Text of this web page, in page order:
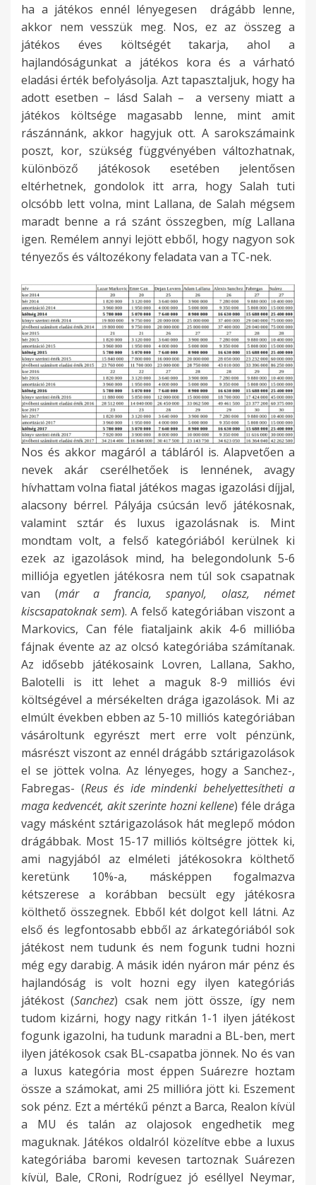
ha a játékos ennél lényegesen drágább lenne,
akkor nem vesszük meg. Nos, ez az összeg a
játékos éves költségét takarja, ahol a
hajlandóságunkat a játékos kora és a várható
eladási érték befolyásolja. Azt tapasztaljuk, hogy ha
adott esetben – lásd Salah – a verseny miatt a
játékos költsége magasabb lenne, mint amit
rászánnánk, akkor hagyjuk ott. A sarokszámaink
poszt, kor, szükség függvényében változhatnak,
különböző játékosok esetében jelentősen
eltérhetnek, gondolok itt arra, hogy Salah tuti
olcsóbb lett volna, mint Lallana, de Salah mégsem
maradt benne a rá szánt összegben, míg Lallana
igen. Remélem annyi lejött ebből, hogy nagyon sok
tényezős és változékony feladata van a TC-nek.
Nos és akkor magáról a tábláról is. Alapvetően a
nevek akár cserélhetőek is lennének, avagy
hívhattam volna fiatal játékos magas igazolási díjjal,
alacsony bérrel. Pályája csúcsán levő játékosnak,
valamint sztár és luxus igazolásnak is. Mint
mondtam volt, a felső kategóriából kerülnek ki
ezek az igazolások mind, ha belegondolunk 5-6
milliója egyetlen játékosra nem túl sok csapatnak
van (már a francia, spanyol, olasz, német
kiscsapatoknak sem). A felső kategóriában viszont a
Markovics, Can féle fiataljaink akik 4-6 millióba
fájnak évente az az olcsó kategóriába számítanak.
Az idősebb játékosaink Lovren, Lallana, Sakho,
Balotelli is itt lehet a maguk 8-9 milliós évi
költségével a mérsékelten drága igazolások. Mi az
elmúlt években ebben az 5-10 milliós kategóriában
vásároltunk egyrészt mert erre volt pénzünk,
másrészt viszont az ennél drágább sztárigazolások
el se jöttek volna. Az lényeges, hogy a Sanchez-,
Fabregas- (Reus és ide mindenki behelyettesítheti a
maga kedvencét, akit szerinte hozni kellene) féle drága
vagy másként sztárigazolások hát meglepő módon
drágábbak. Most 15-17 milliós költségre jöttek ki,
ami nagyjából az elméleti játékosokra költhető
keretünk 10%-a, másképpen fogalmazva
kétszerese a korábban becsült egy játékosra
költhető összegnek. Ebből két dolgot kell látni. Az
első és legfontosabb ebből az árkategóriából sok
játékost nem tudunk és nem fogunk tudni hozni
még egy darabig. A másik idén nyáron már pénz és
hajlandóság is volt hozni egy ilyen kategóriás
játékost (Sanchez) csak nem jött össze, így nem
tudom kizárni, hogy nagy ritkán 1-1 ilyen játékost
fogunk igazolni, ha tudunk maradni a BL-ben, mert
ilyen játékosok csak BL-csapatba jönnek. No és van
a luxus kategória most éppen Suárezre hoztam
össze a számokat, ami 25 millióra jött ki. Eszement
sok pénz. Ezt a mértékű pénzt a Barca, Realon kívül
a MU és talán az olajosok engedhetik meg
maguknak. Játékos oldalról közelítve ebbe a luxus
kategóriába baromi kevesen tartoznak Suárezen
kívül, Bale, CRoni, Rodríguez jó eséllyel Neymar,